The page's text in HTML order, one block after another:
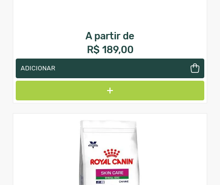
A partir de
R$ 189,00
ADICIONAR